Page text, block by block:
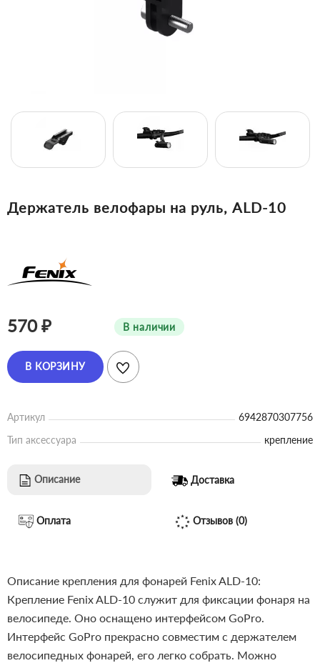
Держатель велофары на руль, ALD-10
570 ₽ В наличии
В КОРЗИНУ
Артикул
6942870307756
Тип аксессуара
крепление
Описание Доставка
Оплата Отзывов (0)
Описание крепления для фонарей Fenix ALD-10:
Крепление Fenix ALD-10 служит для фиксации фонаря на
велосипеде. Оно оснащено интерфейсом GoPro.
Интерфейс GoPro прекрасно совместим с держателем
велосипедных фонарей, его легко собрать. Можно